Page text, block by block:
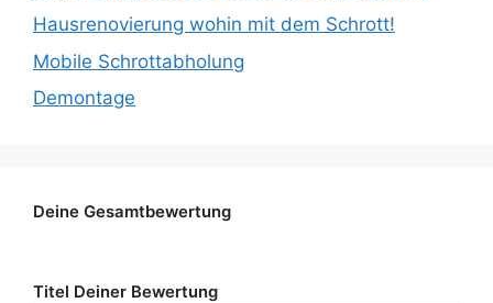
Hausrenovierung wohin mit dem Schrott!
Mobile Schrottabholung
Demontage
Deine Gesamtbewertung
Titel Deiner Bewertung